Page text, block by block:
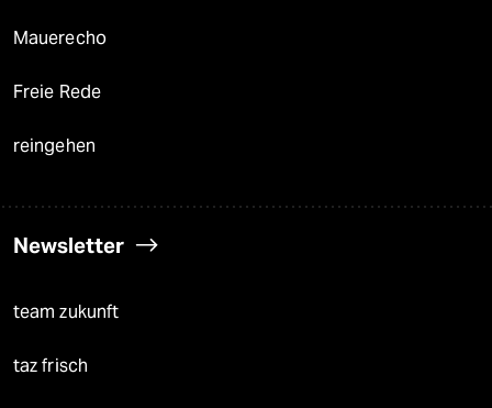
Mauerecho
Freie Rede
reingehen
Newsletter
team zukunft
taz frisch